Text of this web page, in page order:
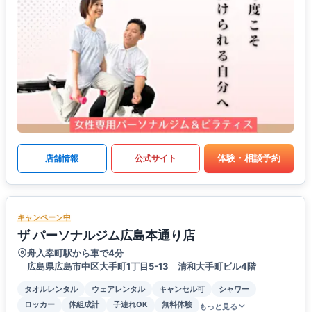
店舗情報 公式サイト 体験・相談予約
キャンペーン中
ザ パーソナルジム広島本通り店
舟入幸町駅から車で4分
広島県広島市中区大手町1丁目5-13 清和大手町ビル4階
タオルレンタル ウェアレンタル キャンセル可
シャワー
ロッカー
体組成計 子連れOK 無料体験 もっと見る